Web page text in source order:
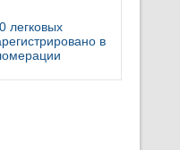
легковых
в